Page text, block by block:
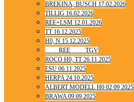
BREKINA, BUSCH 17.02.2026
TILLIG 16.02.2026
REE+LSM 12.01.2026
TT 16.12.2025
H0, N 15.12.2025
____ REE ____ TGV
ROCO H0, TT 26.11.2025
ESU 06.11.2025
HERPA 24.10.2025
ALBERT MODELL H0 02 09 2025
BRAWA 09.09.2025